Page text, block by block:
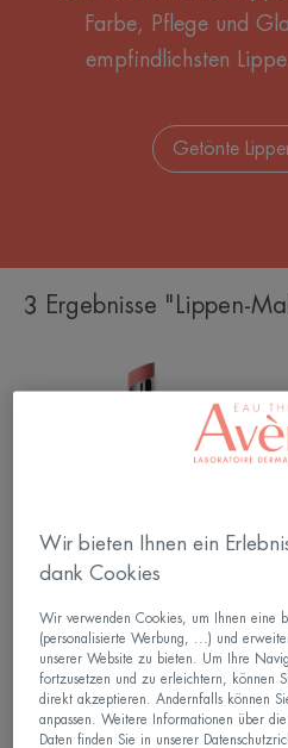
Farbe, Pflege und
empfindlichsten
Getönte
3 Ergebnisse "Lippen-
COUVRANCE
Getönter
Lippenbalsam
Tendre
COUVRANCE Getönter
Lippenbalsam Nude Tendre
4.7
/
5
-
12
Wir bieten Ihnen ein
dank Cookies
Wir verwenden Cookies, um Ihnen eine
(personalisierte Werbung, ...) und
unserer Website zu bieten. Um Ihre
fortzusetzen und zu erleichtern, können
direkt akzeptieren. Andernfalls können
anpassen. Weitere Informationen über
Daten finden Sie in unserer